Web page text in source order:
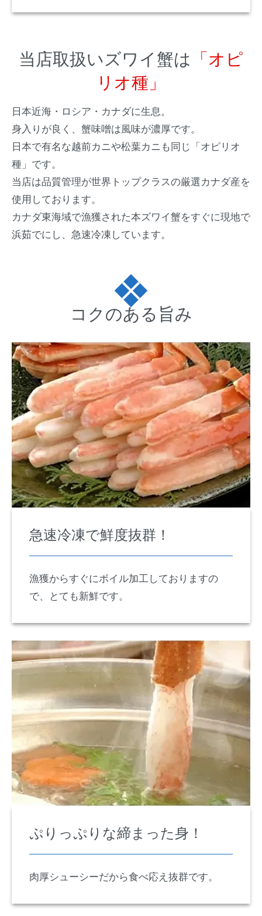
当店取扱いズワイ蟹は 「オピ
リオ種」
日本近海・ロシア・カナダに生息。
身入りが良く、蟹味噌は風味が濃厚です。
日本で有名な越前カニや松葉カニも同じ「オピリオ
種」です。
当店は品質管理が世界トップクラスの厳選カナダ産を
使用しております。
カナダ東海域で漁獲された本ズワイ蟹をすぐに現地で
浜茹でにし、急速冷凍しています。
コクのある旨み
急速冷凍で鮮度抜群！
漁獲からすぐにボイル加工しておりますの
で、とても新鮮です。
ぷりっぷりな締まった身！
肉厚シューシーだから食べ応え抜群です。